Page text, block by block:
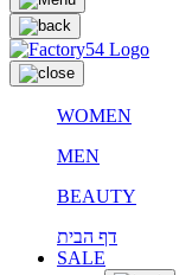
WOMEN
MEN
BEAUTY
דף הבית
SALE